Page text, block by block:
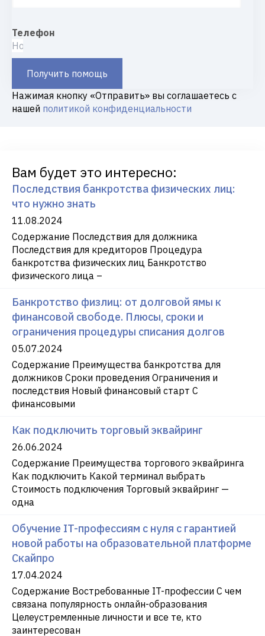
Телефон
Получить помощь
Нажимая кнопку «Отправить» вы соглашаетесь с
нашей политикой конфиденциальности
Вам будет это интересно:
Последствия банкротства физических лиц:
что нужно знать
11.08.2024
Содержание Последствия для должника
Последствия для кредиторов Процедура
банкротства физических лиц Банкротство
физического лица –
Банкротство физлиц: от долговой ямы к
финансовой свободе. Плюсы, сроки и
ограничения процедуры списания долгов
05.07.2024
Содержание Преимущества банкротства для
должников Сроки проведения Ограничения и
последствия Новый финансовый старт С
финансовыми
Как подключить торговый эквайринг
26.06.2024
Содержание Преимущества торгового эквайринга
Как подключить Какой терминал выбрать
Стоимость подключения Торговый эквайринг —
одна
Обучение IT-профессиям с нуля с гарантией
новой работы на образовательной платформе
Скайпро
17.04.2024
Содержание Востребованные IT-профессии С чем
связана популярность онлайн-образования
Целеустремленные личности и все те, кто
заинтересован